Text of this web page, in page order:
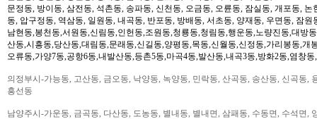
문정동, 방이동, 삼전동, 석촌동, 송파동, 신천동, 오금동, 오륜동, 잠실동, 개포동,
동, 압구정동, 역삼동, 일원동, 내곡동, 반포동, 방배동, 서초동, 양재동, 우면동, 잠원
남현동,봉천동,서원동,신림동,인헌동,조원동,청룡동,청림동,행운동,노량진동,대방
산동,시흥동,당산동,대림동,문래동,신길동,양평동,목동,신월동,신정동,가리봉동,개
오류동,가양7동,공항6동,내발산동,등촌5동,마곡4동,발산동,내곡3동,방화2동,염창동
의정부시-가능동, 고산동, 금오동, 낙양동, 녹양동, 민락동, 산곡동, 송산동, 신곡동,
흥선동
남양주시-가운동, 금곡동, 다산동, 도농동, 별내동, 별내면, 삼패동, 수동면, 수석면,